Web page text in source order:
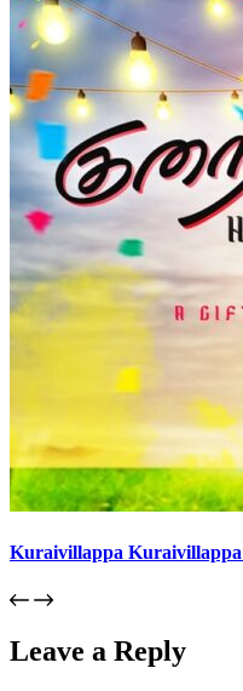
Kuraivillappa
Leave a Reply